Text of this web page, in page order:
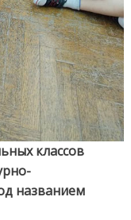
классов
названием